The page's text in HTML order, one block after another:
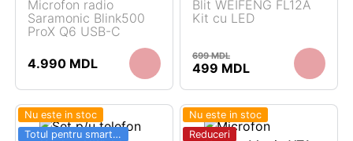
Microfon radio
Saramonic Blink500
ProX Q6 USB-C
4.990 MDL
Blit WEIFENG FL12A
Kit cu LED
699MDL
Prețul
fost:
699 MDL.
499 MDLPrețul
499 MDL.
Nu este in stoc
Totul pentru smartphone SALE 03.06 - 31.08
Nu este in stoc
Reduceri